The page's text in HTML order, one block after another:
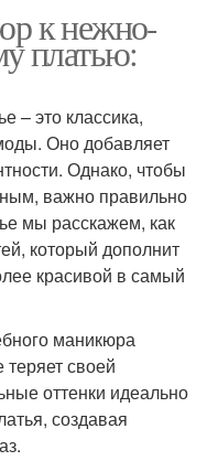
к нежно-
платью:
– это классика,
Оно добавляет
Однако, чтобы
важно правильно
мы расскажем, как
который дополнит
красивой в самый
маникюра
теряет своей
оттенки идеально
создавая